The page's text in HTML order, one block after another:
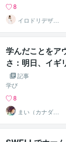
8
イロドリデザイ
ン
学んだことをア
さ：明日、イギ
記事
学び
8
まい（カナダ在
住）